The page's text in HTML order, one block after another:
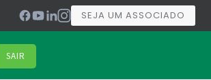
SEJA UM ASSOCIADO
SAIR